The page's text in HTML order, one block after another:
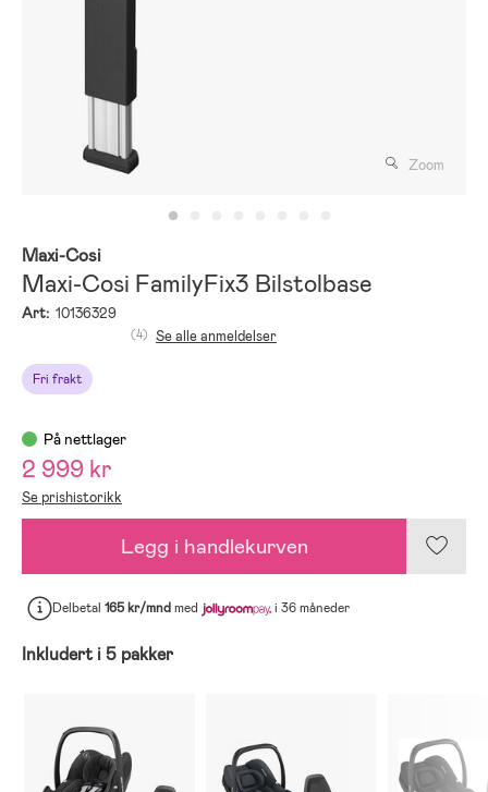
Zoom
Maxi-Cosi
Maxi-Cosi FamilyFix3 Bilstolbase
Art: 10136329
Fri frakt
(4) Se alle anmeldelser
På nettlager
2 999 kr
Se prishistorikk
Legg i handlekurven
Delbetal 165 kr/mndmed i 36 måneder
Inkludert i 5 pakker